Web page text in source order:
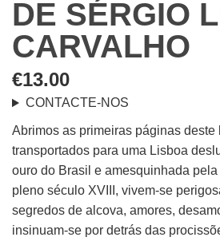
DE SÉRGIO
CARVALHO
€13.00
CONTACTE-NOS
Abrimos as primeiras páginas deste
transportados para uma Lisboa
ouro do Brasil e amesquinhada
pleno século XVIII, vivem-se
segredos de alcova, amores,
insinuam-se por detrás das